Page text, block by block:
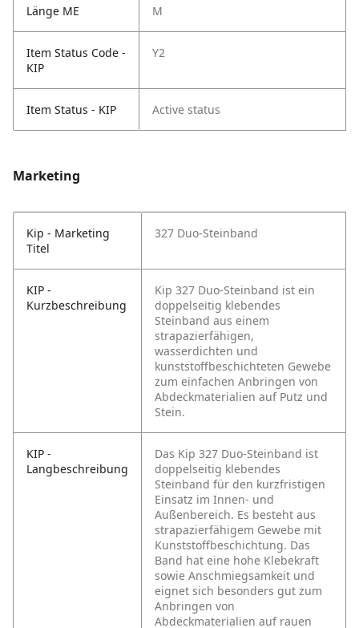
Länge ME M
Item Status Code -
KIP
Y2
Item Status - KIP Active status
Marketing
Kip - Marketing
Titel
327 Duo-Steinband
KIP -
Kurzbeschreibung
Kip 327 Duo-Steinband ist ein
doppelseitig klebendes
Steinband aus einem
strapazierfähigen,
wasserdichten und
kunststoffbeschichteten Gewebe
zum einfachen Anbringen von
Abdeckmaterialien auf Putz und
Stein.
KIP -
Langbeschreibung
Das Kip 327 Duo-Steinband ist
doppelseitig klebendes
Steinband für den kurzfristigen
Einsatz im Innen- und
Außenbereich. Es besteht aus
strapazierfähigem Gewebe mit
Kunststoffbeschichtung. Das
Band hat eine hohe Klebekraft
sowie Anschmiegsamkeit und
eignet sich besonders gut zum
Anbringen von
Abdeckmaterialien auf rauen